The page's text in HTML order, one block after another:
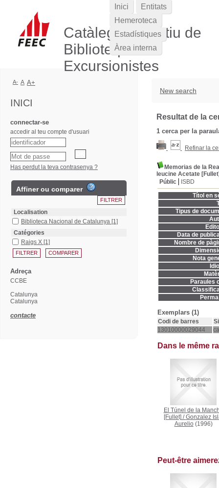
Catàleg Col·lectiu de
Biblioteques
Excursionistes
New search
Resultat de la
1 cerca per la
Refinar la
Memorias de la
leucine Acetate
Públic
ISBD
Títol en
Tipus de
Data de
Nombre de
Nota
Paraules
Exemplars (1)
Codi de barres
13010000029044
Dans le même
El Túnel de la
[Fullet] /Gonzalez
Aurelio(1996)
Peut-être
Inici
Entitats
Hemeroteca
Estadístiques
Àrea interna
A- A A+
INICI
connectar-se
accedir al teu compte d'usuari
Has perdut la teva contrasenya ?
Affiner ou comparer
Localisation
Biblioteca Nacional de Catalunya [1]
Catégories
Raigs X [1]
Adreça
CCBE
Catalunya
Catalunya
contacte